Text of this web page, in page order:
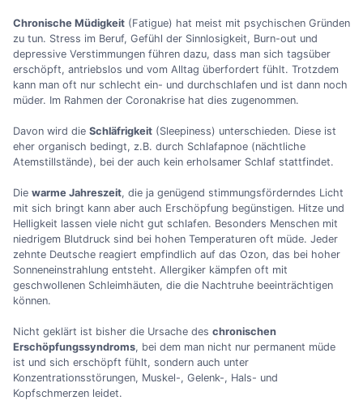
Chronische Müdigkeit (Fatigue) hat meist mit psychischen Gründen
zu tun. Stress im Beruf, Gefühl der Sinnlosigkeit, Burn-out und
depressive Verstimmungen führen dazu, dass man sich tagsüber
erschöpft, antriebslos und vom Alltag überfordert fühlt. Trotzdem
kann man oft nur schlecht ein- und durchschlafen und ist dann noch
müder. Im Rahmen der Coronakrise hat dies zugenommen.
Davon wird die Schläfrigkeit (Sleepiness) unterschieden. Diese ist
eher organisch bedingt, z.B. durch Schlafapnoe (nächtliche
Atemstillstände), bei der auch kein erholsamer Schlaf stattfindet.
Die warme Jahreszeit, die ja genügend stimmungsförderndes Licht
mit sich bringt kann aber auch Erschöpfung begünstigen. Hitze und
Helligkeit lassen viele nicht gut schlafen. Besonders Menschen mit
niedrigem Blutdruck sind bei hohen Temperaturen oft müde. Jeder
zehnte Deutsche reagiert empfindlich auf das Ozon, das bei hoher
Sonneneinstrahlung entsteht. Allergiker kämpfen oft mit
geschwollenen Schleimhäuten, die die Nachtruhe beeinträchtigen
können.
Nicht geklärt ist bisher die Ursache des chronischen
Erschöpfungssyndroms, bei dem man nicht nur permanent müde
ist und sich erschöpft fühlt, sondern auch unter
Konzentrationsstörungen, Muskel-, Gelenk-, Hals- und
Kopfschmerzen leidet.